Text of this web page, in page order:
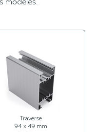
modèles.
Traverse
94 x 49 mm